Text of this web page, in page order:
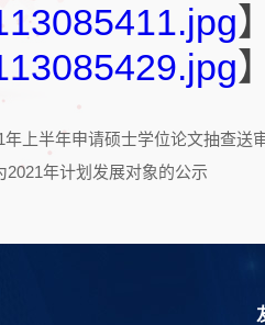
年上半年申请硕士学位论文抽查送
年计划发展对象的公示